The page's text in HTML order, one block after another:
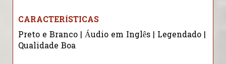
CARACTERÍSTICAS
Preto e Branco | Áudio em Inglês | Legendado |
Qualidade Boa